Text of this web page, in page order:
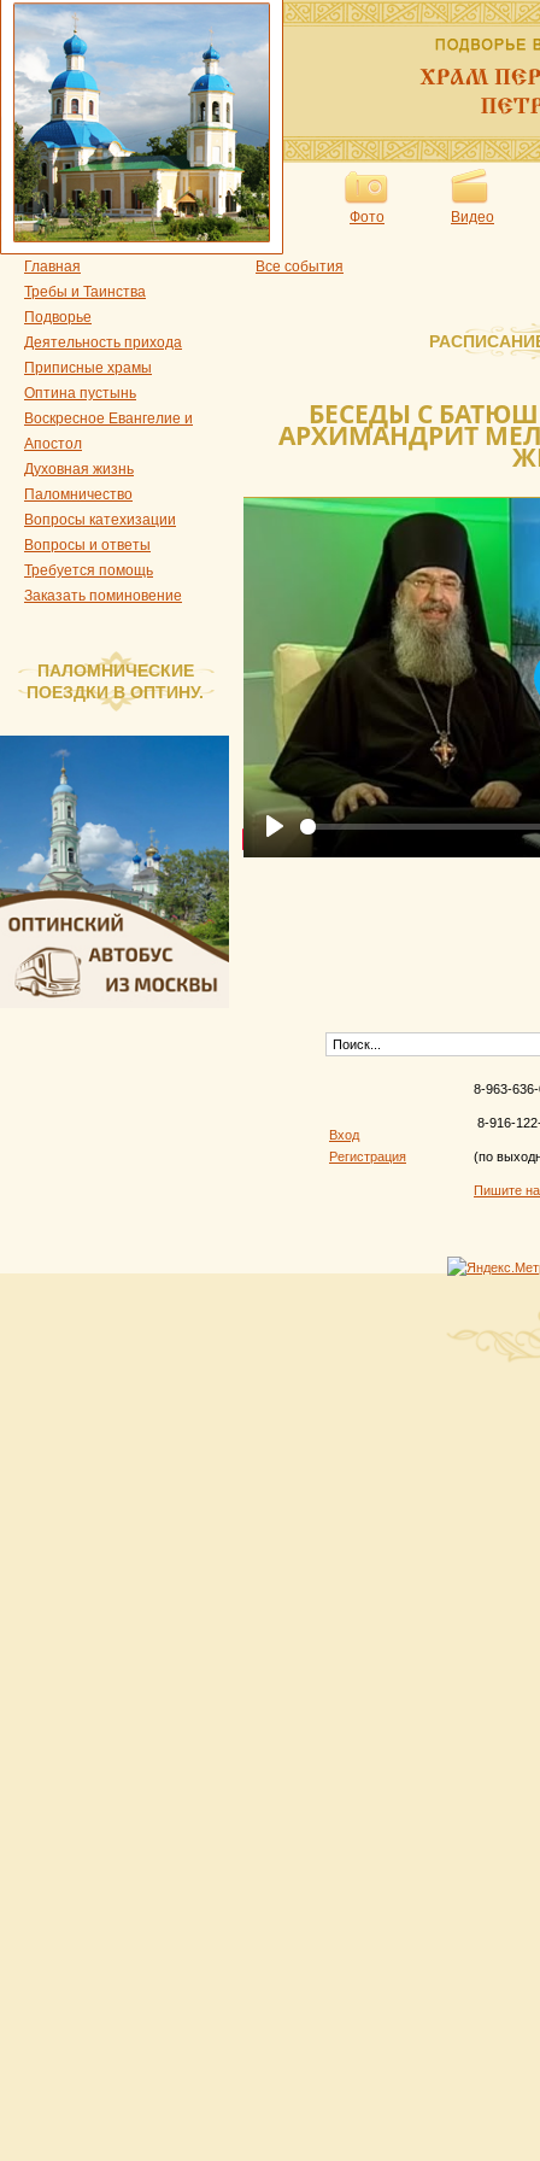
Фото Видео
Главная
Требы и Таинства
Подворье
Деятельность прихода
Приписные храмы
Оптина пустынь
Воскресное Евангелие и
Апостол
Духовная жизнь
Паломничество
Вопросы катехизации
Вопросы и ответы
Требуется помощь
Заказать поминовение
ПАЛОМНИЧЕСКИЕ
ПОЕЗДКИ В ОПТИНУ.
Все события
БЕСЕДЫ С
АРХИМАНДРИТ
Вход
Регистрация
8-963-
8-916-
(по
Пишите